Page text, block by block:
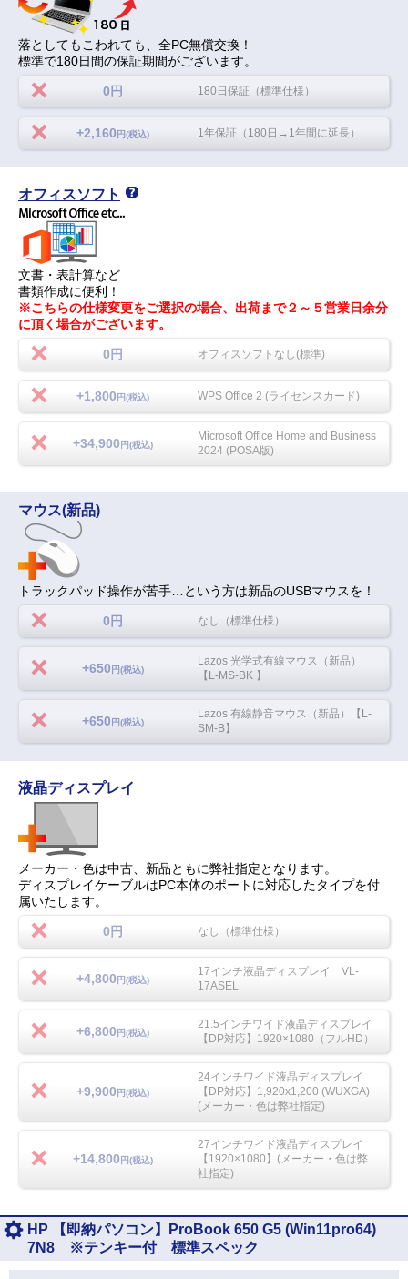
落としてもこわれても、全PC無償交換！
標準で180日間の保証期間がございます。
0円 180日保証（標準仕様）
+2,160 円(税込) 1年保証（180日→1年間に延長）
オフィスソフト
文書・表計算など
書類作成に便利！
※こちらの仕様変更をご選択の場合、出荷まで２～５営業日余分
に頂く場合がございます。
0円 オフィスソフトなし(標準)
+1,800 円(税込) WPS Office 2 (ライセンスカード)
+34,900 円(税込)
Microsoft Office Home and Business
2024 (POSA版)
マウス(新品)
トラックパッド操作が苦手…という方は新品のUSBマウスを！
0円 なし（標準仕様）
+650 円(税込)
Lazos 光学式有線マウス（新品）
【L-MS-BK 】
+650 円(税込)
Lazos 有線静音マウス（新品）【L-
SM-B】
液晶ディスプレイ
メーカー・色は中古、新品ともに弊社指定となります。
ディスプレイケーブルはPC本体のポートに対応したタイプを付
属いたします。
0円 なし（標準仕様）
+4,800 円(税込)
17インチ液晶ディスプレイ VL-
17ASEL
+6,800 円(税込)
21.5インチワイド液晶ディスプレイ
【DP対応】1920×1080（フルHD）
+9,900 円(税込)
24インチワイド液晶ディスプレイ
【DP対応】1,920x1,200 (WUXGA)
(メーカー・色は弊社指定)
+14,800 円(税込)
27インチワイド液晶ディスプレイ
【1920×1080】(メーカー・色は弊
社指定)
HP 【即納パソコン】ProBook 650 G5 (Win11pro64)
7N8 ※テンキー付 標準スペック